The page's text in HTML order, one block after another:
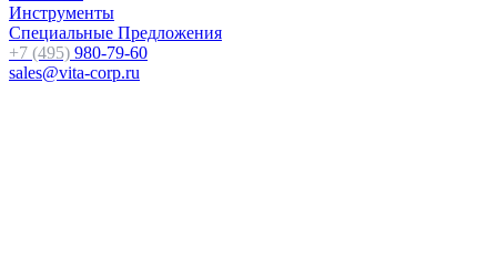
Инструменты
Специальные Предложения
+7 (495) 980-79-60
sales@vita-corp.ru